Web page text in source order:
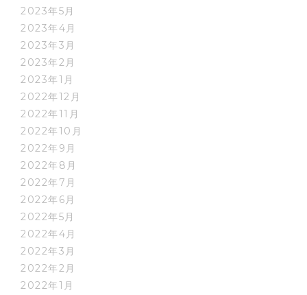
2023年5月
2023年4月
2023年3月
2023年2月
2023年1月
2022年12月
2022年11月
2022年10月
2022年9月
2022年8月
2022年7月
2022年6月
2022年5月
2022年4月
2022年3月
2022年2月
2022年1月